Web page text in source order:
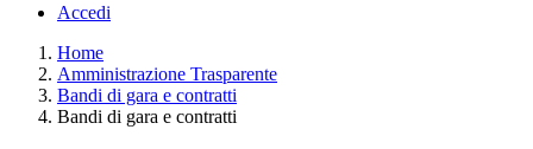
Accedi
Home
Amministrazione Trasparente
Bandi di gara e contratti
Bandi di gara e contratti